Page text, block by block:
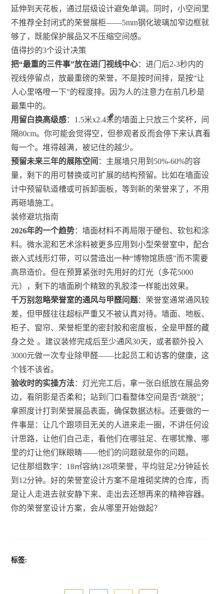
延伸到天花板，通过层级设计避免单调。同时，小空间里
不推荐全封闭式的荣誉展柜——5mm钢化玻璃加窄边框就
够了，既能保护展品又不压缩空间感。
值得抄的3个设计决策
把“最重的三件事”放在进门视线中心：进门后2-3秒内的
视线停留点，放最重磅的荣誉，不是按时间排，是按“让
人心里咯噔一下”的程度排。因为人的注意力在前几秒是
最集中的。
用留白换高级感：1.5米x2.4米的墙面上只放三个奖杯，间
隔80cm。你可能会觉得空，但参观者反而会停下来认真看
每一个。堆得越满，被记住的越少。
预留未来三年的展陈空间 ：主展墙只用到50%-60%的容
量，剩下的用可替换或可扩展的结构预留。比如在墙面设
计中预留轨道槽或可拆卸面板，等到新的荣誉来了，不用
再砸墙施工。
装修避坑指南
2026年的一个趋势：墙面材料不再局限于硬包、软包和涂
料。微水泥和艺术涂料被更多应用到小型荣誉室中，配合
嵌入式线形灯带，可以营造出一种“博物馆质感”而不需要
高昂造价。但在预算紧张时先用好的灯光（多花5000
元），剩下的墙面刷个精致的乳胶漆一样能出效果。
千万别忽略荣誉室的通风与甲醛问题：荣誉室通常通风较
差，但甲醛往往超标严重又不被认真对待。墙面、地板、
柜子、窗帘、荣誉柜里的密封胶和密度板，全是甲醛的藏
身之处 。建议装修完成后至少通风30天，或者额外投入
3000元做一次专业除甲醛——比起员工和访客的健康，这
个钱不该省。
验收时的实操方法：灯光完工后，拿一张白纸放在展品旁
边，看阴影是否柔和；站到门口看整体空间是否“跳脱”；
拿照度计打到荣誉展品表面，确保数据达标。还要做的一
件事是：让几个跟项目无关的人进来走一圈，不讲任何设
计思路，让他们自己走，看他们在哪驻足、在哪犹豫、哪
里的灯让他们眯眼睛——他们的问题就是你的问题。
记住那组数字：18㎡容纳128项荣誉，平均驻足2分钟延长
到12分钟。好的荣誉室设计方案不是堆砌奖牌的仓库，而
是让人走进去就安静下来、走出去还想再来的精神容器。
你的荣誉室设计方案，会从哪里开始做起？
标签: